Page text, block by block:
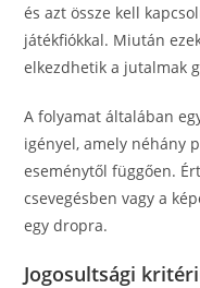
és azt össze kell
játékfiókkal. Miután
elkezdhetik a jutalmak
A folyamat általában
igényel, amely néhány
eseménytől függően.
csevegésben vagy a
egy dropra.
Jogosultsági